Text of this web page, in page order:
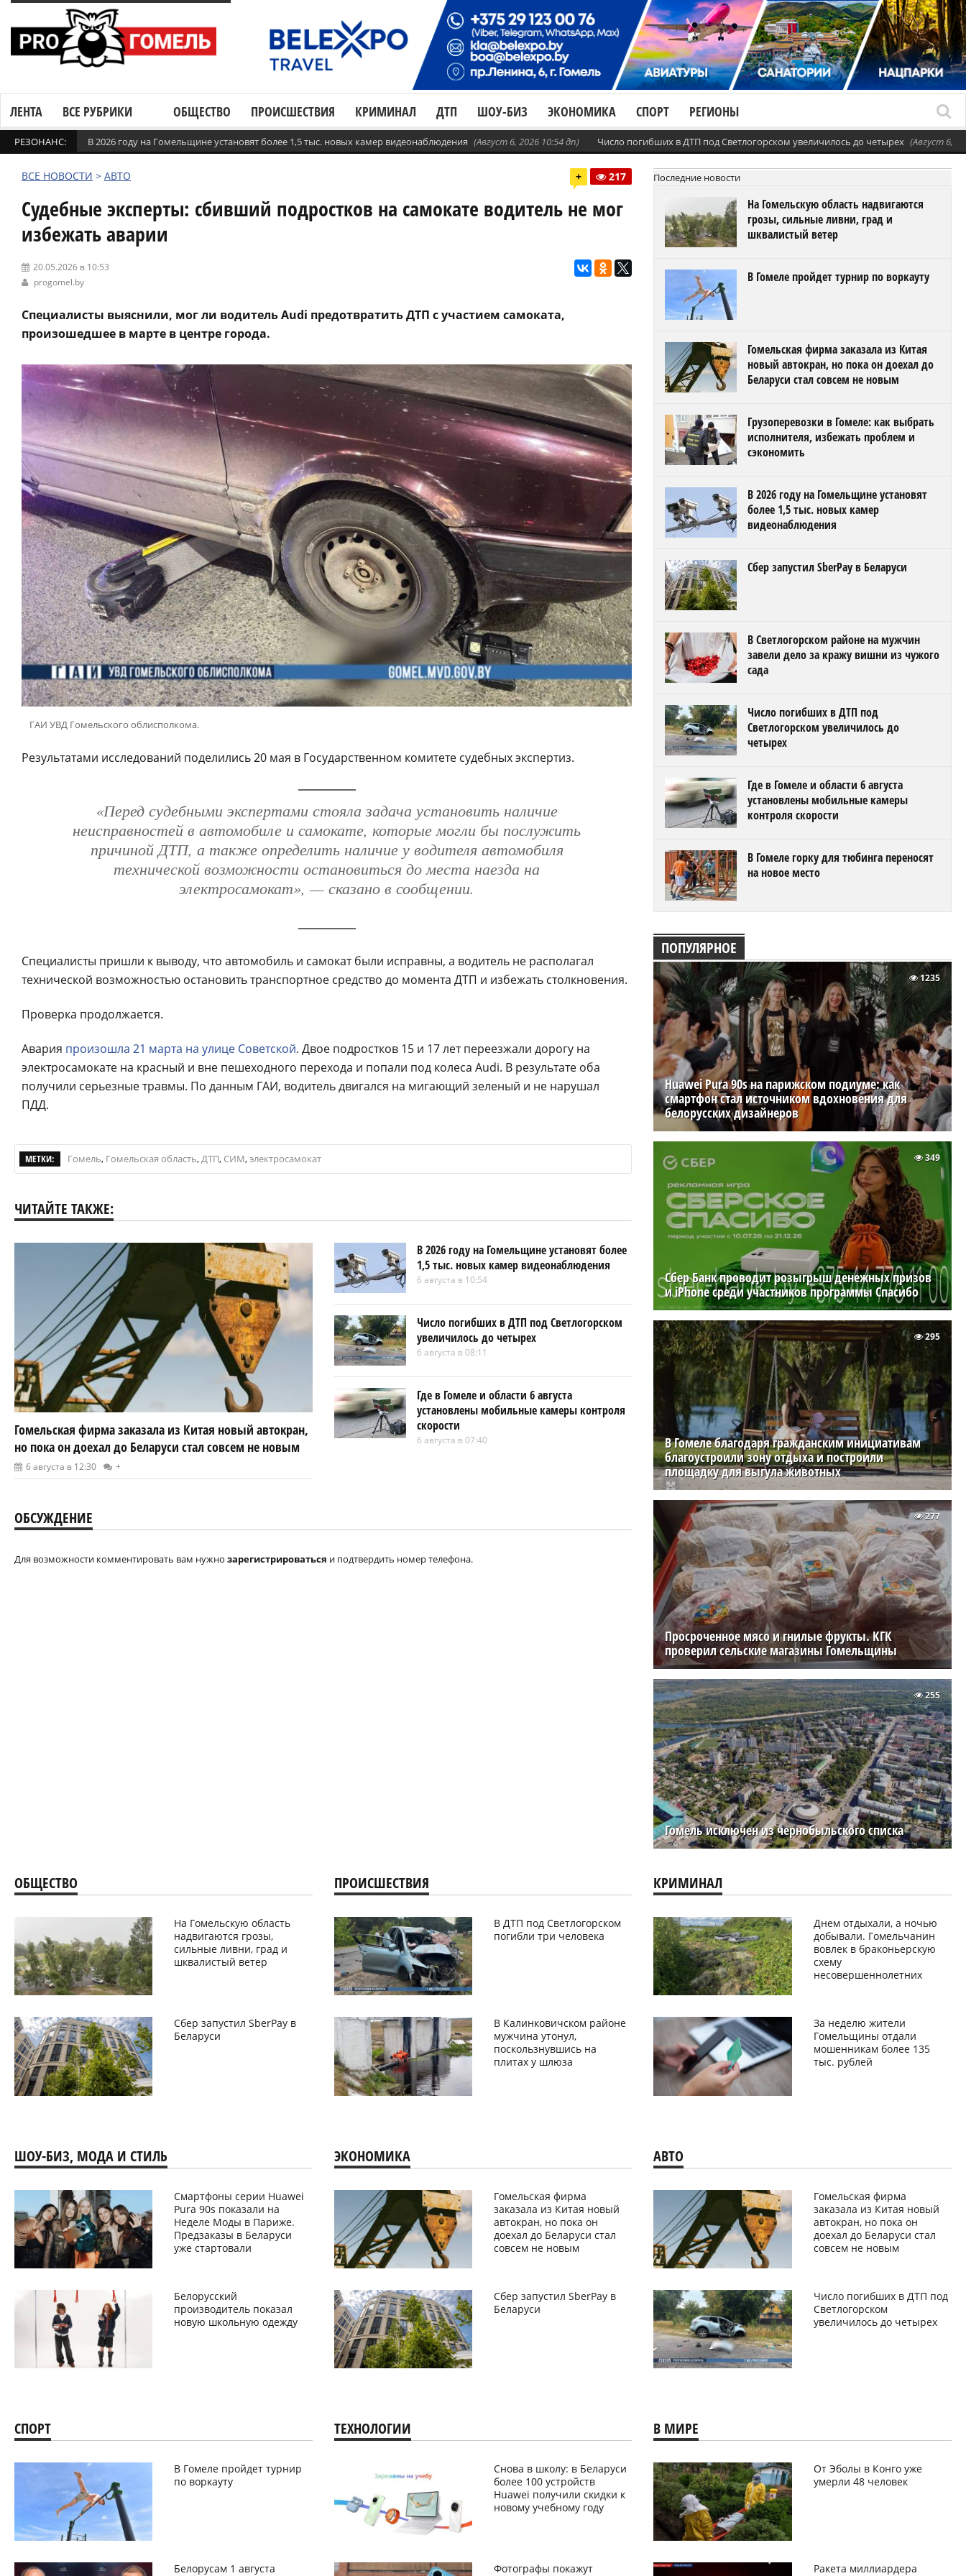
ЛЕНТА ВСЕ РУБРИКИ ОБЩЕСТВО ПРОИСШЕСТВИЯ КРИМИНАЛ ДТП ШОУ-БИЗ ЭКОНОМИКА СПОРТ РЕГИОНЫ
РЕЗОНАНС: В 2026 году на Гомельщине установят более 1,5 тыс. новых камер видеонаблюдения (Август 6, 2026 10:54 дп) Число погибших в ДТП под Светлогорском увеличилось до четырех (Август 6,
ВСЕ НОВОСТИ > АВТО + 217
Судебные эксперты: сбивший подростков на самокате водитель не мог
избежать аварии
20.05.2026 в 10:53
progomel.by
Специалисты выяснили, мог ли водитель Audi предотвратить ДТП с участием самоката,
произошедшее в марте в центре города.
ГАИ УВД Гомельского облисполкома.
Результатами исследований поделились 20 мая в Государственном комитете судебных экспертиз.
«Перед судебными экспертами стояла задача установить наличие
неисправностей в автомобиле и самокате, которые могли бы послужить
причиной ДТП, а также определить наличие у водителя автомобиля
технической возможности остановиться до места наезда на
электросамокат», — сказано в сообщении.
Специалисты пришли к выводу, что автомобиль и самокат были исправны, а водитель не располагал
технической возможностью остановить транспортное средство до момента ДТП и избежать столкновения.
Проверка продолжается.
Авария произошла 21 марта на улице Советской. Двое подростков 15 и 17 лет переезжали дорогу на
электросамокате на красный и вне пешеходного перехода и попали под колеса Audi. В результате оба
получили серьезные травмы. По данным ГАИ, водитель двигался на мигающий зеленый и не нарушал
ПДД.
МЕТКИ: Гомель, Гомельская область,ДТП, СИМ,электросамокат
ЧИТАЙТЕ ТАКЖЕ:
Гомельская фирма заказала из Китая новый автокран,
но пока он доехал до Беларуси стал совсем не новым
6 августа в 12:30 +
В 2026 году на Гомельщине установят более
1,5 тыс. новых камер видеонаблюдения
6 августа в 10:54
Число погибших в ДТП под Светлогорском
увеличилось до четырех
6 августа в 08:11
Где в Гомеле и области 6 августа
установлены мобильные камеры контроля
скорости
6 августа в 07:40
ОБСУЖДЕНИЕ
Для возможности комментировать вам нужно зарегистрироваться и подтвердить номер телефона.
Последние новости
На Гомельскую область надвигаются
грозы, сильные ливни, град и
шквалистый ветер
В Гомеле пройдет турнир по воркауту
Гомельская фирма заказала из Китая
новый автокран, но пока он доехал до
Беларуси стал совсем не новым
Грузоперевозки в Гомеле: как выбрать
исполнителя, избежать проблем и
сэкономить
В 2026 году на Гомельщине установят
более 1,5 тыс. новых камер
видеонаблюдения
Сбер запустил SberPay в Беларуси
В Светлогорском районе на мужчин
завели дело за кражу вишни из чужого
сада
Число погибших в ДТП под
Светлогорском увеличилось до
четырех
Где в Гомеле и области 6 августа
установлены мобильные камеры
контроля скорости
В Гомеле горку для тюбинга переносят
на новое место
ПОПУЛЯРНОЕ
Huawei Pura 90s на парижском подиуме: как
смартфон стал источником вдохновения для
белорусских дизайнеров
1235
Сбер Банк проводит розыгрыш денежных призов
и iPhone среди участников программы Спасибо
349
В Гомеле благодаря гражданским инициативам
благоустроили зону отдыха и построили
площадку для выгула животных
295
Просроченное мясо и гнилые фрукты. КГК
проверил сельские магазины Гомельщины
277
Гомель исключен из чернобыльского списка
255
ОБЩЕСТВО
На Гомельскую область
надвигаются грозы,
сильные ливни, град и
шквалистый ветер
Сбер запустил SberPay в
Беларуси
ПРОИСШЕСТВИЯ
В ДТП под Светлогорском
погибли три человека
В Калинковичском районе
мужчина утонул,
поскользнувшись на
плитах у шлюза
КРИМИНАЛ
Днем отдыхали, а ночью
добывали. Гомельчанин
вовлек в браконьерскую
схему
несовершеннолетних
За неделю жители
Гомельщины отдали
мошенникам более 135
тыс. рублей
ШОУ-БИЗ, МОДА И СТИЛЬ
Смартфоны серии Huawei
Pura 90s показали на
Неделе Моды в Париже.
Предзаказы в Беларуси
уже стартовали
Белорусский
производитель показал
новую школьную одежду
ЭКОНОМИКА
Гомельская фирма
заказала из Китая новый
автокран, но пока он
доехал до Беларуси стал
совсем не новым
Сбер запустил SberPay в
Беларуси
АВТО
Гомельская фирма
заказала из Китая новый
автокран, но пока он
доехал до Беларуси стал
совсем не новым
Число погибших в ДТП под
Светлогорском
увеличилось до четырех
СПОРТ
В Гомеле пройдет турнир
по воркауту
Белорусам 1 августа
ТЕХНОЛОГИИ
Снова в школу: в Беларуси
более 100 устройств
Huawei получили скидки к
новому учебному году
Фотографы покажут
В МИРЕ
От Эболы в Конго уже
умерли 48 человек
Ракета миллиардера